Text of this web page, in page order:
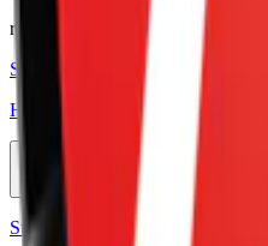
relaterade produkter
Styrka Normal · Slim
Helwit Cherry 3
10-pack
299,90 kr
Styrka Normal · Slim